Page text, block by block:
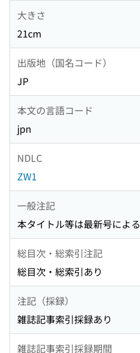
大きさ
21cm
出版地（国名コード）
JP
本文の言語コード
jpn
NDLC
ZW1
一般注記
本タイトル等は最新号による
総目次・総索引注記
総目次・総索引あり
注記（採録）
雑誌記事索引採録あり
雑誌記事索引採録期間